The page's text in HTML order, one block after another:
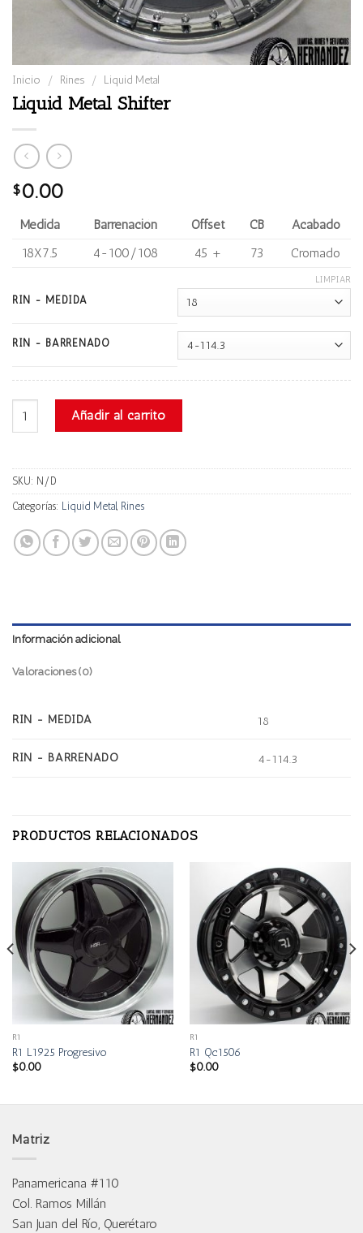
Inicio / Rines / Liquid Metal
Liquid Metal Shifter
$0.00
Medida Barrenación Offset CB
Acabado
18X7.5
4-100/108 45 + 73 Cromado
RIN - MEDIDA
RIN - BARRENADO
LIMPIAR
Liquid Metal Shifter cantidad
Añadir al carrito
SKU: N/D
Categorías: Liquid Metal, Rines
Información adicional
Valoraciones (0)
RIN - MEDIDA 18
RIN - BARRENADO 4-114.3
PRODUCTOS RELACIONADOS
R1
R1 L1925 Progresivo
$0.00
R1
R1 Qc1506
$0.00
Matriz
Panamericana #110
Col. Ramos Millán
San Juan del Río, Querétaro